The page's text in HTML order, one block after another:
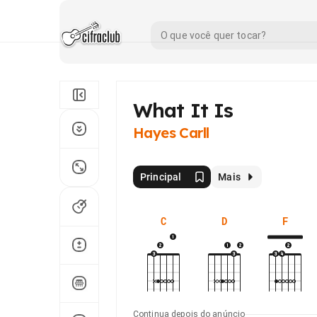
What It Is
Hayes Carll
Principal Mais
C D F
Continua depois do anúncio